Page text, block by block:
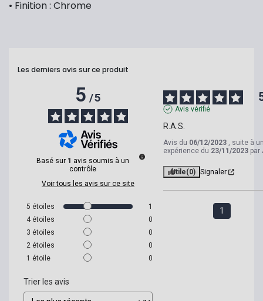
• Finition : Chrome
Les derniers avis sur ce produit
5/5
Basé sur 1 avis soumis à un
contrôle
Voir tous les avis sur ce site
5 étoiles
1
4 étoiles
0
3 étoiles
0
2 étoiles
0
1 étoile 0
Trier les avis
Avis vérifié
R.A.S.
Avis du 06/12/2023 , suite à
expérience du 23/11/2023 par
Utile(0) Signaler
1